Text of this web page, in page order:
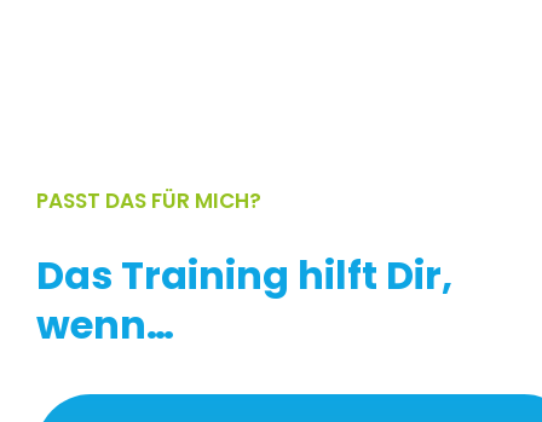
PASST DAS FÜR MICH?
Das Training hilft Dir,
wenn…